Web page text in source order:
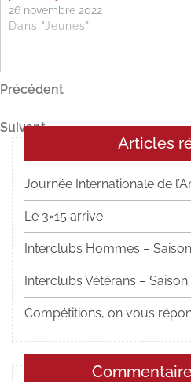
26 novembre 2022
Dans "Jeunes"
Navigation
de
l’article
Article
Précédent
Article
suivant
Suivant
Articles
Journée Internationale de
Le 3×15 arrive
Interclubs Hommes –
Interclubs Vétérans –
Compétitions, on vous